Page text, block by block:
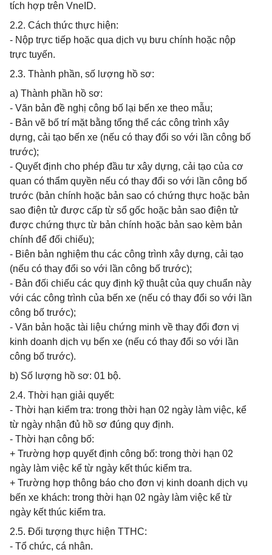
tích hợp trên VneID.
2.2. Cách thức thực hiện:
- Nộp trực tiếp hoặc qua dịch vụ bưu chính hoặc nộp
trực tuyến.
2.3. Thành phần, số lượng hồ sơ:
a) Thành phần hồ sơ:
- Văn bản đề nghị công bố lại bến xe theo mẫu;
- Bản vẽ bố trí mặt bằng tổng thể các công trình xây
dựng, cải tạo bến xe (nếu có thay đổi so với lần công bố
trước);
- Quyết định cho phép đầu tư xây dựng, cải tạo của cơ
quan có thẩm quyền nếu có thay đổi so với lần công bố
trước (bản chính hoặc bản sao có chứng thực hoặc bản
sao điện tử được cấp từ sổ gốc hoặc bản sao điện tử
được chứng thực từ bản chính hoặc bản sao kèm bản
chính để đối chiếu);
- Biên bản nghiệm thu các công trình xây dựng, cải tạo
(nếu có thay đổi so với lần công bố trước);
- Bản đối chiếu các quy định kỹ thuật của quy chuẩn này
với các công trình của bến xe (nếu có thay đổi so với lần
công bố trước);
- Văn bản hoặc tài liệu chứng minh về thay đổi đơn vị
kinh doanh dịch vụ bến xe (nếu có thay đổi so với lần
công bố trước).
b) Số lượng hồ sơ: 01 bộ.
2.4. Thời hạn giải quyết:
- Thời hạn kiểm tra: trong thời hạn 02 ngày làm việc, kể
từ ngày nhận đủ hồ sơ đúng quy định.
- Thời hạn công bố:
+ Trường hợp quyết định công bố: trong thời hạn 02
ngày làm việc kể từ ngày kết thúc kiểm tra.
+ Trường hợp thông báo cho đơn vị kinh doanh dịch vụ
bến xe khách: trong thời hạn 02 ngày làm việc kể từ
ngày kết thúc kiểm tra.
2.5. Đối tượng thực hiện TTHC:
- Tổ chức, cá nhân.